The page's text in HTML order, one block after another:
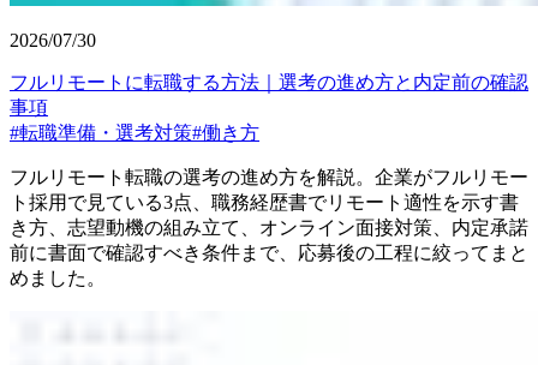
2026/07/30
フルリモートに転職する方法｜選考の進め方と内定前の確認
事項
#転職準備・選考対策#働き方
フルリモート転職の選考の進め方を解説。企業がフルリモー
ト採用で見ている3点、職務経歴書でリモート適性を示す書
き方、志望動機の組み立て、オンライン面接対策、内定承諾
前に書面で確認すべき条件まで、応募後の工程に絞ってまと
めました。